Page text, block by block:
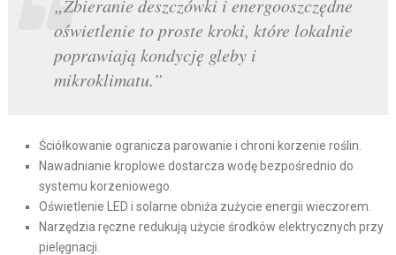
„Zbieranie deszczówki i energooszczędne
oświetlenie to proste kroki, które lokalnie
poprawiają kondycję gleby i
mikroklimatu.”
Ściółkowanie ogranicza parowanie i chroni korzenie roślin.
Nawadnianie kroplowe dostarcza wodę bezpośrednio do
systemu korzeniowego.
Oświetlenie LED i solarne obniża zużycie energii wieczorem.
Narzędzia ręczne redukują użycie środków elektrycznych przy
pielęgnacji.